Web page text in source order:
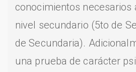
conocimientos necesarios
nivel secundario (5to de
de Secundaria).
una prueba de carácter